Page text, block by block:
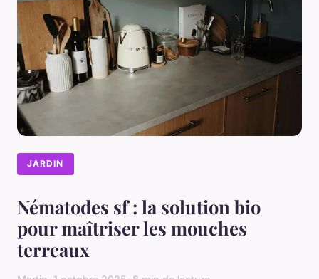
JARDIN
Nématodes sf : la solution bio
pour maîtriser les mouches
terreaux